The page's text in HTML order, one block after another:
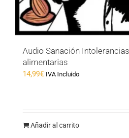
Audio Sanación
alimentarias
14,99€ IVA Incluido
Añadir al carrito